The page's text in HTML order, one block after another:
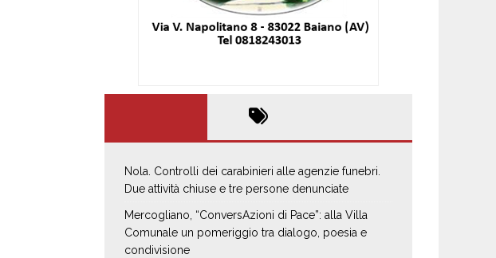
Nola. Controlli dei carabinieri alle agenzie funebri.
Due attività chiuse e tre persone denunciate
Mercogliano, “ConversAzioni di Pace”: alla Villa
Comunale un pomeriggio tra dialogo, poesia e
condivisione